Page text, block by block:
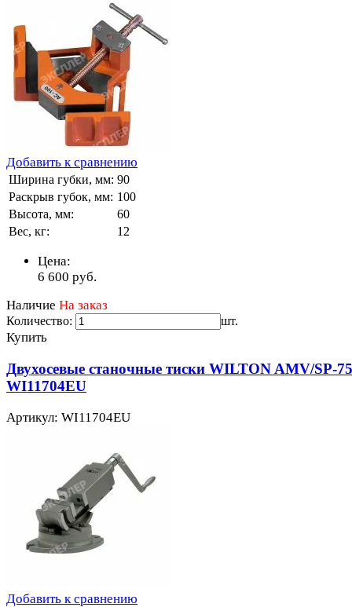
Добавить к сравнению
Ширина губки, мм: 90
Раскрыв губок, мм: 100
Высота, мм:
60
Вес, кг:
12
Цена:
6 600 руб.
Наличие На заказ
Количество: шт.
Купить
Двухосевые станочные тиски WILTON AMV/SP-75
WI11704EU
Артикул: WI11704EU
Добавить к сравнению